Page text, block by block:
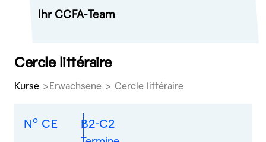
Ihr CCFA-Team
Cercle littéraire
Kurse Erwachsene > Cercle littéraire
No CE B2-C2